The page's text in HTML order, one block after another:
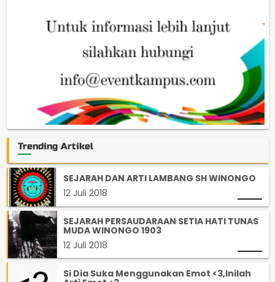
Trending Artikel
SEJARAH DAN ARTI LAMBANG SH WINONGO
12 Juli 2018
SEJARAH PERSAUDARAAN SETIA HATI TUNAS
MUDA WINONGO 1903
12 Juli 2018
Si Dia Suka Menggunakan Emot <3,Inilah